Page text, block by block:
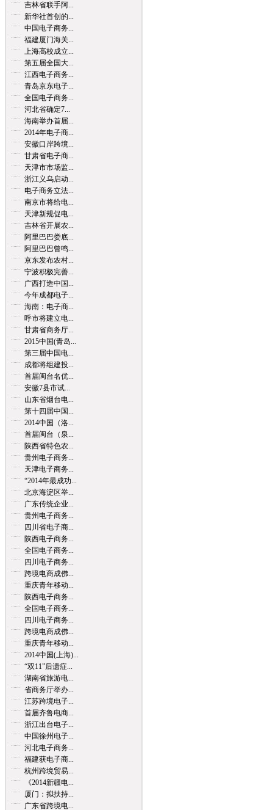
吉林省联手阿...
新华社首创的...
中国电子商务...
福建厦门海关...
上海高校成立...
第五届全国大...
江西电子商务...
青岛京东电子...
全国电子商务...
河北省确定7...
海南举办首届...
2014年电子商...
安徽口岸跨境...
甘肃省电子商...
天津市市场监...
浙江义乌启动...
电子商务立法...
南京市将给电...
天津新规促电...
吉林省开展农...
阿里巴巴娄底...
阿里巴巴曾鸣...
京东发布农村...
宁波积极完善...
广西打造中国...
今年成都电子...
海南：电子商...
呼市将建立电...
甘肃省商务厅...
2015中国(青岛...
第三届中国电...
成都将组建投...
首届闽台名优...
安徽7县市试...
山东省烟台电...
第十四届中国...
2014中国（洛...
首届闽台（泉...
陕西省特色农...
贵州电子商务...
天津电子商务...
“2014年最成功...
北京海淀区举...
广东传统企业...
贵州电子商务...
四川省电子商...
陕西电子商务...
全国电子商务...
四川电子商务...
跨境电商成佛...
重庆青年移动...
陕西电子商务...
全国电子商务...
四川电子商务...
跨境电商成佛...
重庆青年移动...
2014中国(上海)...
“双11”后遗症...
湖南省旅游电...
省商务厅举办...
江苏跨境电子...
首届齐鲁电商...
浙江出台电子...
中国徐州电子...
河北电子商务...
福建获电子商...
杭州跨境贸易...
《2014新疆电...
厦门：拟扶持...
广东省跨境电...